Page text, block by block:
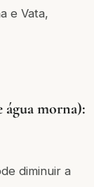
e Vata,
morna):
diminuir a